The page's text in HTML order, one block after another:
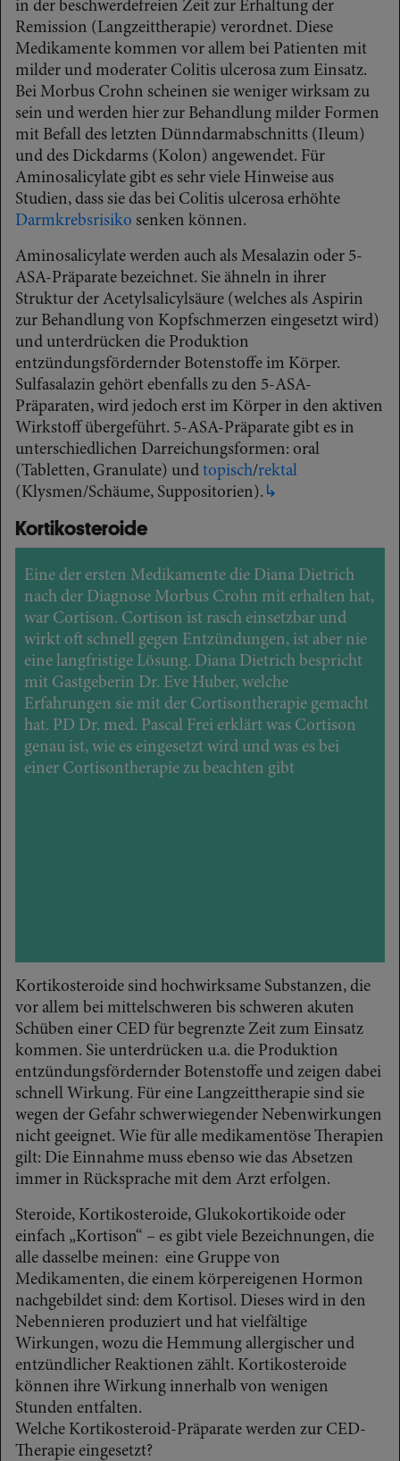
in der beschwerdefreien Zeit zur Erhaltung der
Remission (Langzeittherapie) verordnet. Diese
Medikamente kommen vor allem bei Patienten mit
milder und moderater Colitis ulcerosa zum Einsatz.
Bei Morbus Crohn scheinen sie weniger wirksam zu
sein und werden hier zur Behandlung milder Formen
mit Befall des letzten Dünndarmabschnitts (Ileum)
und des Dickdarms (Kolon) angewendet. Für
Aminosalicylate gibt es sehr viele Hinweise aus
Studien, dass sie das bei Colitis ulcerosa erhöhte
Darmkrebsrisiko senken können.
Aminosalicylate werden auch als Mesalazin oder 5-
ASA-Präparate bezeichnet. Sie ähneln in ihrer
Struktur der Acetylsalicylsäure (welches als Aspirin
zur Behandlung von Kopfschmerzen eingesetzt wird)
und unterdrücken die Produktion
entzündungsfördernder Botenstoffe im Körper.
Sulfasalazin gehört ebenfalls zu den 5-ASA-
Präparaten, wird jedoch erst im Körper in den aktiven
Wirkstoff übergeführt. 5-ASA-Präparate gibt es in
unterschiedlichen Darreichungsformen: oral
(Tabletten, Granulate) und topisch/rektal
(Klysmen/Schäume, Suppositorien). ↳
Kortikosteroide
Eine der ersten Medikamente die Diana Dietrich
nach der Diagnose Morbus Crohn mit erhalten hat,
war Cortison. Cortison ist rasch einsetzbar und
wirkt oft schnell gegen Entzündungen, ist aber nie
eine langfristige Lösung. Diana Dietrich bespricht
mit Gastgeberin Dr. Eve Huber, welche
Erfahrungen sie mit der Cortisontherapie gemacht
hat. PD Dr. med. Pascal Frei erklärt was Cortison
genau ist, wie es eingesetzt wird und was es bei
einer Cortisontherapie zu beachten gibt
Kortikosteroide sind hochwirksame Substanzen, die
vor allem bei mittelschweren bis schweren akuten
Schüben einer CED für begrenzte Zeit zum Einsatz
kommen. Sie unterdrücken u.a. die Produktion
entzündungsfördernder Botenstoffe und zeigen dabei
schnell Wirkung. Für eine Langzeittherapie sind sie
wegen der Gefahr schwerwiegender Nebenwirkungen
nicht geeignet. Wie für alle medikamentöse Therapien
gilt: Die Einnahme muss ebenso wie das Absetzen
immer in Rücksprache mit dem Arzt erfolgen.
Steroide, Kortikosteroide, Glukokortikoide oder
einfach „Kortison“ – es gibt viele Bezeichnungen, die
alle dasselbe meinen: eine Gruppe von
Medikamenten, die einem körpereigenen Hormon
nachgebildet sind: dem Kortisol. Dieses wird in den
Nebennieren produziert und hat vielfältige
Wirkungen, wozu die Hemmung allergischer und
entzündlicher Reaktionen zählt. Kortikosteroide
können ihre Wirkung innerhalb von wenigen
Stunden entfalten.
Welche Kortikosteroid-Präparate werden zur CED-
Therapie eingesetzt?